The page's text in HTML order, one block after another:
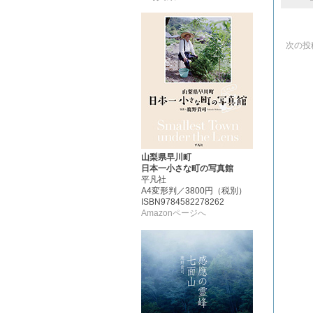
次の投
山梨県早川町
日本一小さな町の写真館
平凡社
A4変形判／3800円（税別）
ISBN9784582278262
Amazonページへ